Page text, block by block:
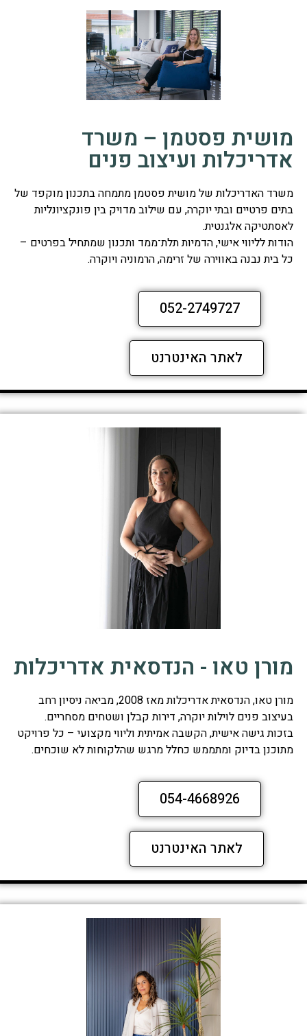
מושית פסטמן – משרד
אדריכלות ועיצוב פנים
משרד האדריכלות של מושית פסטמן מתמחה בתכנון מוקפד של
בתים פרטיים ובתי יוקרה, עם שילוב מדויק בין פונקציונליות
לאסתטיקה אלגנטית.
הודות לליווי אישי, הדמיות תלת־ממד ותכנון שמתחיל בפרטים –
כל בית נבנה באווירה של זרימה, הרמוניה ויוקרה.
052-2749727
לאתר האינטרנט
מורן טאו - הנדסאית אדריכלות
מורן טאו, הנדסאית אדריכלות מאז 2008, מביאה ניסיון רחב
בעיצוב פנים לוילות יוקרה, דירות קבלן ושטחים מסחריים.
בזכות גישה אישית, הקשבה אמיתית וליווי מקצועי – כל פרויקט
מתוכנן בדיוק ומתממש כחלל מרגש שהלקוחות לא שוכחים.
054-4668926
לאתר האינטרנט